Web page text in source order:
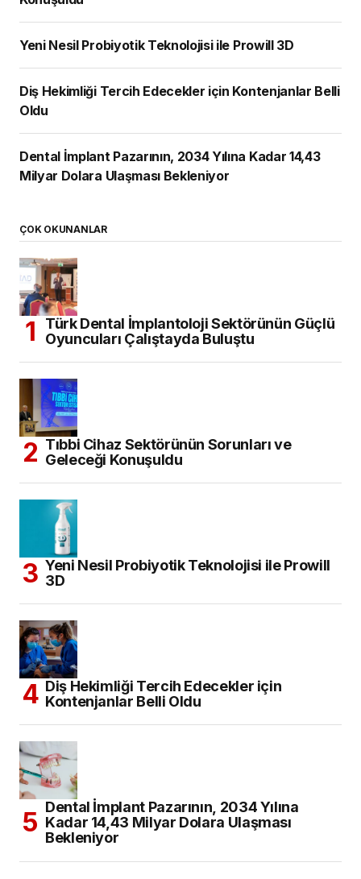
Yeni Nesil Probiyotik Teknolojisi ile Prowill
3D
Kontenjanlar Belli Oldu
Dental İmplant Pazarının, 2034 Yılına
Kadar 14,43 Milyar Dolara Ulaşması
Bekleniyor
ARŞİV
KATEGORILER
Eğitim
(302)
Haberler
Diş Hekimliği
Etkinlik
Genel Sağlık
Yayın
İngiltere’de Hekimlik
(34)
Kahve Molası
Bilginizi Ölçün
Makale
Paradental
YouTube